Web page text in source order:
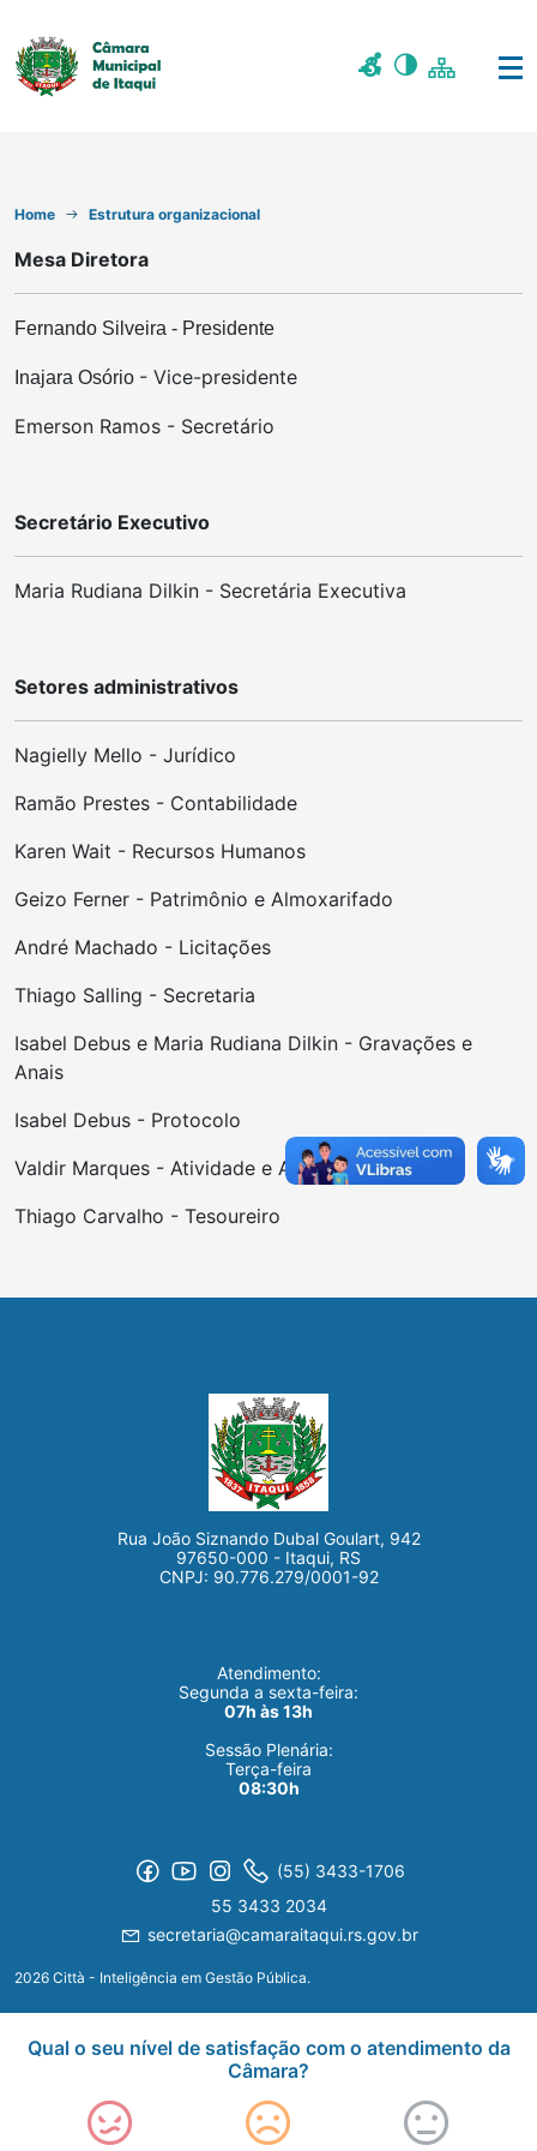
Home Estrutura organizacional
Mesa Diretora
Fernando Silveira - Presidente
Inajara Osório - Vice-presidente
Emerson Ramos - Secretário
Secretário Executivo
Maria Rudiana Dilkin - Secretária Executiva
Setores administrativos
Nagielly Mello - Jurídico
Ramão Prestes - Contabilidade
Karen Wait - Recursos Humanos
Geizo Ferner - Patrimônio e Almoxarifado
André Machado - Licitações
Thiago Salling - Secretaria
Isabel Debus e Maria Rudiana Dilkin - Gravações e
Anais
Isabel Debus - Protocolo
Valdir Marques - Atividade e Apoio
Thiago Carvalho - Tesoureiro
Rua João Siznando Dubal Goulart, 942
97650-000 - Itaqui, RS
CNPJ: 90.776.279/0001-92
Atendimento:
Segunda a sexta-feira:
07h às 13h
Sessão Plenária:
Terça-feira
08:30h
(55) 3433-1706
55 3433 2034
secretaria@camaraitaqui.rs.gov.br
2026 Città - Inteligência em Gestão Pública.
Qual o seu nível de satisfação com o atendimento da
Câmara?